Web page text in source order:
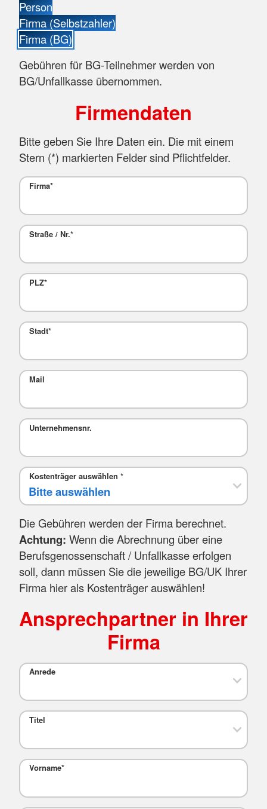
Person
Firma (Selbstzahler)
Firma (BG)
Gebühren für BG-Teilnehmer werden von
BG/Unfallkasse übernommen.
Firmendaten
Bitte geben Sie Ihre Daten ein. Die mit einem
Stern (*) markierten Felder sind Pflichtfelder.
Firma*
Straße / Nr.*
PLZ*
Stadt*
Mail
Unternehmensnr.
Kostenträger auswählen *
Die Gebühren werden der Firma berechnet.
Achtung: Wenn die Abrechnung über eine
Berufsgenossenschaft / Unfallkasse erfolgen
soll, dann müssen Sie die jeweilige BG/UK Ihrer
Firma hier als Kostenträger auswählen!
Ansprechpartner in Ihrer
Firma
Anrede
Titel
Vorname*